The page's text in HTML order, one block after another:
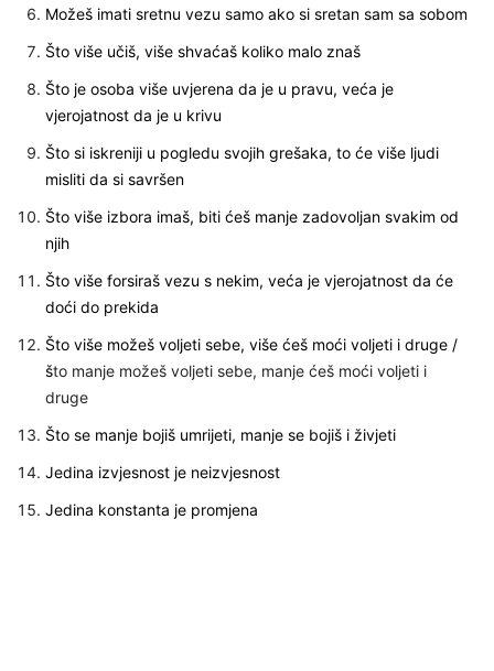
Možeš imati sretnu vezu samo ako si sretan sam sa sobom
Što više učiš, više shvaćaš koliko malo znaš
Što je osoba više uvjerena da je u pravu, veća je
vjerojatnost da je u krivu
Što si iskreniji u pogledu svojih grešaka, to će više ljudi
misliti da si savršen
Što više izbora imaš, biti ćeš manje zadovoljan svakim od
njih
Što više forsiraš vezu s nekim, veća je vjerojatnost da će
doći do prekida
Što više možeš voljeti sebe, više ćeš moći voljeti i druge /
što manje možeš voljeti sebe, manje ćeš moći voljeti i
druge
Što se manje bojiš umrijeti, manje se bojiš i živjeti
Jedina izvjesnost je neizvjesnost
Jedina konstanta je promjena